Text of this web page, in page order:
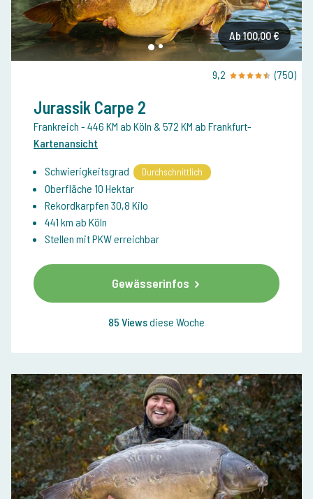
Ab 100,00 €
9,2 (750)
Jurassik Carpe 2
Frankreich - 446 KM ab Köln & 572 KM ab Frankfurt-
Kartenansicht
Schwierigkeitsgrad Durchschnittlich
Oberfläche 10 Hektar
Rekordkarpfen 30,8 Kilo
441 km ab Köln
Stellen mit PKW erreichbar
Gewässerinfos
85 Viewsdiese Woche